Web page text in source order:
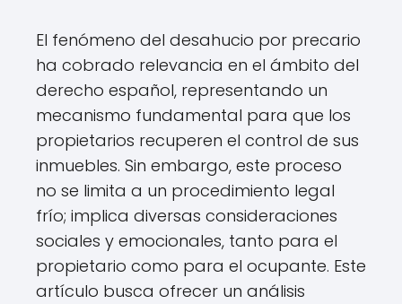
El fenómeno del desahucio por precario
ha cobrado relevancia en el ámbito del
derecho español, representando un
mecanismo fundamental para que los
propietarios recuperen el control de sus
inmuebles. Sin embargo, este proceso
no se limita a un procedimiento legal
frío; implica diversas consideraciones
sociales y emocionales, tanto para el
propietario como para el ocupante. Este
artículo busca ofrecer un análisis